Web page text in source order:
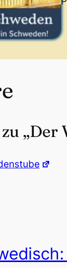
„Der